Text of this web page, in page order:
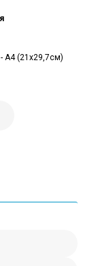
А4 (21x29,7см)